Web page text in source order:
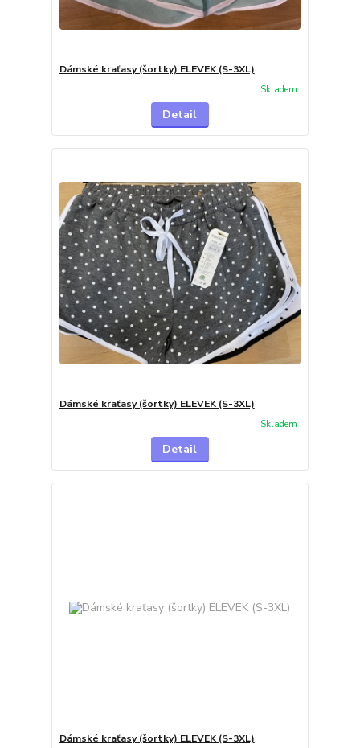
Dámské kraťasy (šortky) ELEVEK (S-3XL)
Skladem
Detail
Dámské kraťasy (šortky) ELEVEK (S-3XL)
Skladem
Detail
Dámské kraťasy (šortky) ELEVEK (S-3XL)